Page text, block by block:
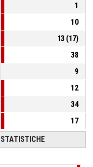
1
10
13(17)
38
9
12
34
17